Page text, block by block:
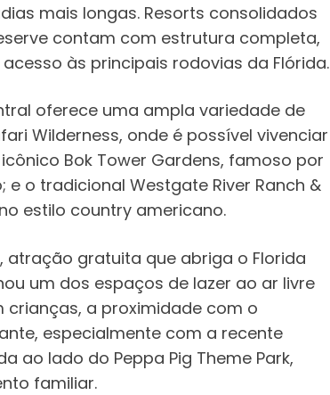
mais longas. Resorts consolidados
contam com estrutura completa,
às principais rodovias da Flórida.
oferece uma ampla variedade de
Wilderness, onde é possível vivenciar
Bok Tower Gardens, famoso por
o tradicional Westgate River Ranch &
estilo country americano.
atração gratuita que abriga o Florida
um dos espaços de lazer ao ar livre
crianças, a proximidade com o
especialmente com a recente
ao lado do Peppa Pig Theme Park,
familiar.